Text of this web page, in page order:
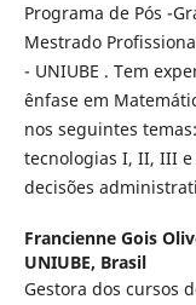
Programa de Pós -
Mestrado
- UNIUBE . Tem
ênfase em
nos seguintes
tecnologias I, II, III
decisões
Francienne Gois
UNIUBE, Brasil
Gestora dos cursos